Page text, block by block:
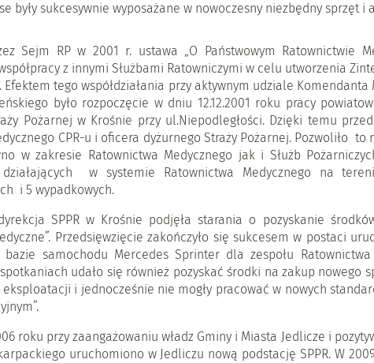
były sukcesywnie wyposażane w nowoczesny niezbędny sprzęt
Sejm RP w 2001 r. ustawa „O Państwowym Ratownictwie
z innymi Służbami Ratowniczymi w celu utworzenia
Efektem tego współdziałania przy aktywnym udziale
było rozpoczęcie w dniu 12.12.2001 roku pracy
Pożarnej w Krośnie przy ul.Niepodległości. Dzięki temu
CPR-u i oficera dyżurnego Straży Pożarnej. Pozwoliło
w zakresie Ratownictwa Medycznego jak i Służb
w systemie Ratownictwa Medycznego na
i 5 wypadkowych.
SPPR w Krośnie podjęła starania o pozyskanie
Przedsięwzięcie zakończyło się sukcesem w postaci
samochodu Mercedes Sprinter dla zespołu
udało się również pozyskać środki na zakup nowego
i jednocześnie nie mogły pracować w nowych
roku przy zaangażowaniu władz Gminy i Miasta Jedlicze i
uruchomiono w Jedliczu nową podstację SPPR. W